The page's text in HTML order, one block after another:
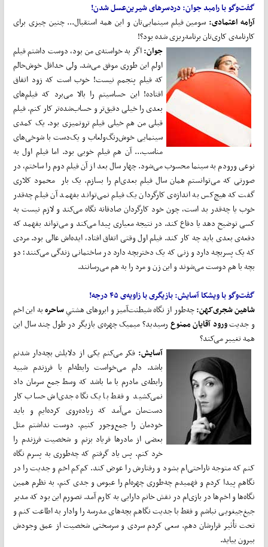
گفت‌وگو با رامبد جوان: دردسرهای شیرین‌عسل شدن!
آرامه اعتمادی:سومین فیلم سینمایی‌تان و این همه استقبال... چنین چیزی برای
کارنامه‌ی کاری‌تان برنامه‌ریزی شده بود؟!
جوان:اگر به خواسته‌ی من بود، دوست داشتم فیلم
اولم این طوری موفق می‌شد. ولی حداقل خوش‌حالم
که فیلم پنجمم نیست! خوب است که زود اتفاق
افتاده! این حساسیتم را بالا می‌برد که فیلم‌های
بعدی را خیلی دقیق‌تر و حساب‌شده‌تر کار کنم. فیلم
قبلی من هم خیلی فیلم تروتمیزی بود. یک کمدی
سینمایی خوش‌رنگ‌ولعاب و یک‌دست با شوخی‌های
مناسب... آن هم فیلم خوبی بود. اما فیلم اول به
نوعی ورودم به سینما محسوب می‌شود. چهار سال بعد از آن فیلم دوم را ساختم، در
صورتی که می‌توانستم همان سال فیلم بعدی‌ام را بسازم. یک بار محمود کلاری
گفت که هیچ‌کس به اندازه‌ی کارگردان یک فیلم نمی‌تواند بفهمد آن فیلم چه‌قدر
خوب یا چه‌قدر بد است، چون خود کارگردان صادقانه نگاه می‌کند و لازم نیست به
کسی توضیح دهد یا دفاع کند. در نتیجه معیاری پیدا می‌کند و می‌تواند بفهمد که
دفعه‌ی بعدی باید چه کار کند. فیلم اول وقتی اتفاق افتاد، ایده‌‌اش عالی بود. مردی
که یک پسربچه دارد و زنی که یک دختربچه دارد در ساختمانی زندگی می‌کنند؛ دو
بچه با هم دوست می‌شوند و این زن و مرد را به هم می‌رسانند.
گفت‌وگو با ویشکا آسایش: بازیگری با زاویه‌ی ۴۵ درجه!
شاهین شجری‌کهن:چه‌طور از نگاه شیطنت‌آمیز و ابروهای هشتیِساحرهبه این اخم
و جدیتورود آقایان ممنوعرسیدید؟ میمیک چهره‌ی بازیگر در طول چند سال این‌
همه تغییر می‌کند؟
آسایش:فکر می‌کنم یکی از دلایلش بچه‌دار شدنم
باشد. دلم می‌خواست رابطه‌ام با فرزندم شبیه
رابطه‌ی مادرم با ما باشد که وسط جمع سرمان داد
نمی‌کشید و فقط با یک نگاه جدی‌اش حساب کار
دست‌مان می‌آمد که زیاده‌روی کرده‌ایم و باید
خودمان را جمع‌وجور کنیم. دوست نداشتم مثل
بعضی از مادرها فریاد بزنم و شخصیت فرزندم را
خرد کنم. پس یاد گرفتم که چه‌طوری به پسرم نگاه
کنم که متوجه ناراحتی‌ام بشود و رفتارش را عوض کند. کم‌کم اخم و جدیت را در
نگاهم پیدا کردم و فهمیدم چه‌طوری چهره‌ام را عبوس و جدی کنم. به نظرم همین
نگاه‌ها و اخم‌ها در بازی‌ام در نقش خانم دارابی به کارم آمد. تصورم این بود که مدیر
جیغ‌جیغویی نباشم و فقط با جدیت نگاهم بچه‌های مدرسه را وادار به اطاعت کنم و
تحت تأثیر قرارشان دهم. سعی کردم سردی و سرسختی شخصیت از عمق وجودش
بیرون بیاید.